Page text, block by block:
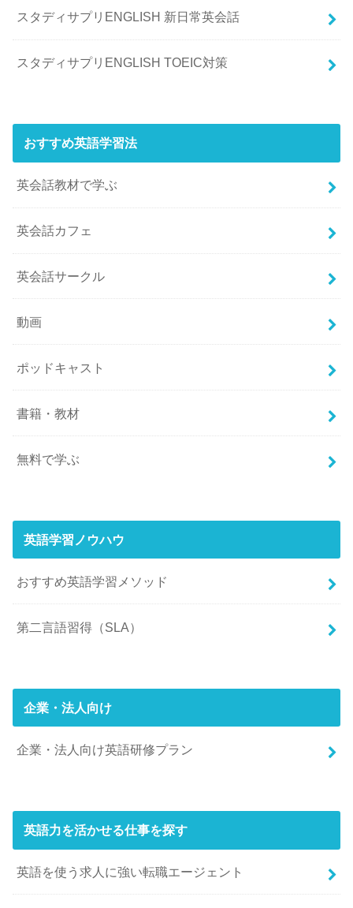
スタディサプリENGLISH 新日常英会話
スタディサプリENGLISH TOEIC対策
おすすめ英語学習法
英会話教材で学ぶ
英会話カフェ
英会話サークル
動画
ポッドキャスト
書籍・教材
無料で学ぶ
英語学習ノウハウ
おすすめ英語学習メソッド
第二言語習得（SLA）
企業・法人向け
企業・法人向け英語研修プラン
英語力を活かせる仕事を探す
英語を使う求人に強い転職エージェント